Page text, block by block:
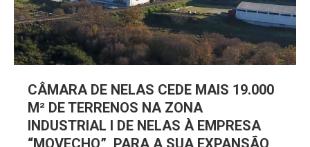
CÂMARA DE NELAS CEDE MAIS 19.000
M² DE TERRENOS NA ZONA
INDUSTRIAL I DE NELAS À EMPRESA